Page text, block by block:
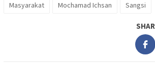
Masyarakat
Mochamad Ichsan Sangsi